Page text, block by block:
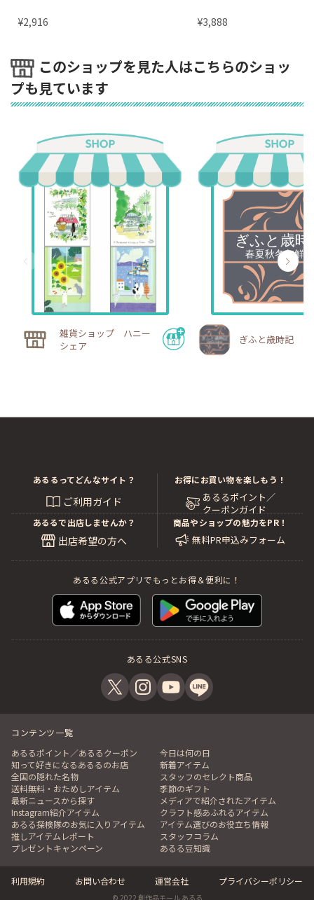
¥2,916 ¥3,888
このショップを見た人はこちらのショッ
プも見ています
雑貨ショップ ハニー
シェア
ぎふと歳時記
あるるってどんなサイト？
ご利用ガイド
お得にお買い物を楽しもう！
あるるポイント／
クーポンガイド
あるるで出店しませんか？
出店希望の方へ
商品やショップの魅力をPR！
無料PR申込みフォーム
あるる公式アプリでもっとお得＆便利に！
あるる公式SNS
コンテンツ一覧
あるるポイント／あるるクーポン
今日は何の日
知って好きになるあるるのお店
新着アイテム
全国の隠れた名物
スタッフのセレクト商品
送料無料・おためしアイテム
季節のギフト
最新ニュースから探す
メディアで紹介されたアイテム
Instagram紹介アイテム
クラフト感あふれるアイテム
あるる探検隊のお気に入りアイテム
アイテム選びのお役立ち情報
推しアイテムレポート
スタッフコラム
プレゼントキャンペーン
あるる豆知識
利用規約 お問い合わせ 運営会社 プライバシーポリシー
© 2022 創作品モール あるる